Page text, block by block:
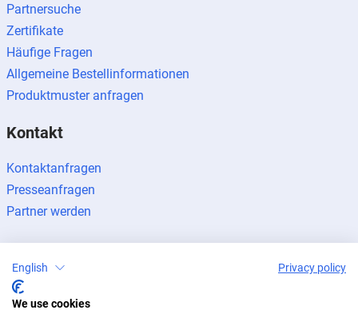
Partnersuche
Zertifikate
Häufige Fragen
Allgemeine Bestellinformationen
Produktmuster anfragen
Kontakt
Kontaktanfragen
Presseanfragen
Partner werden
ImpressumDatenschutz
English Privacy policy
We use cookies